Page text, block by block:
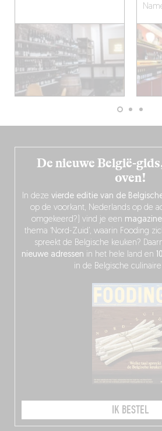
De nieuwe België-
oven!
In deze vierde editie van de
op de voorkant, Nederlands op de
omgekeerd?) vind je een
thema ‘Nord-Zuid’, waarin Fooding
spreekt de Belgische keuken?
nieuwe adressen in het hele land en
in de Belgische
IK BESTEL